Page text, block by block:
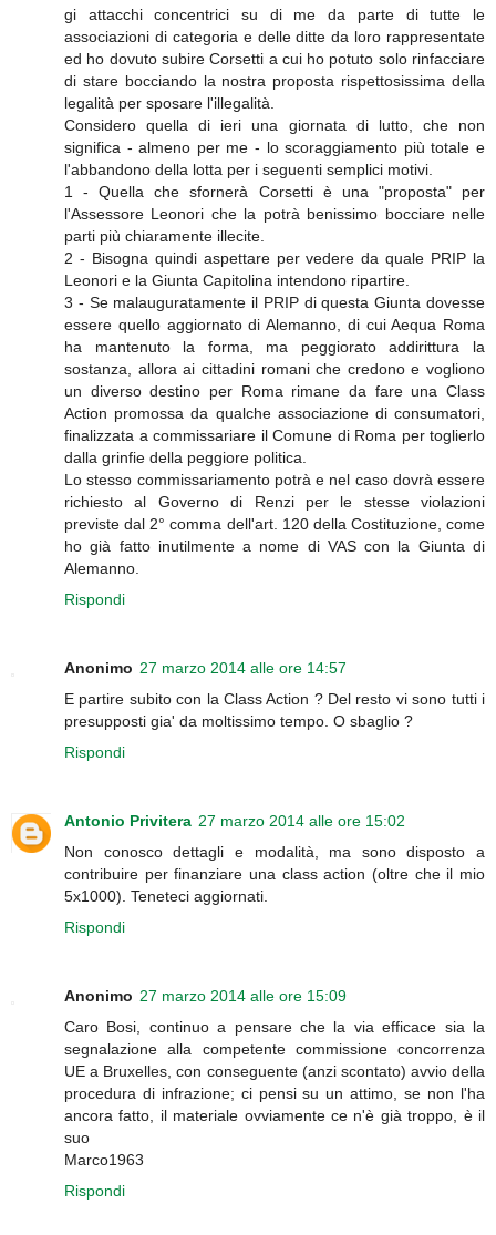
gi attacchi concentrici su di me da parte di tutte le
associazioni di categoria e delle ditte da loro rappresentate
ed ho dovuto subire Corsetti a cui ho potuto solo rinfacciare
di stare bocciando la nostra proposta rispettosissima della
legalità per sposare l'illegalità.
Considero quella di ieri una giornata di lutto, che non
significa - almeno per me - lo scoraggiamento più totale e
l'abbandono della lotta per i seguenti semplici motivi.
1 - Quella che sfornerà Corsetti è una "proposta" per
l'Assessore Leonori che la potrà benissimo bocciare nelle
parti più chiaramente illecite.
2 - Bisogna quindi aspettare per vedere da quale PRIP la
Leonori e la Giunta Capitolina intendono ripartire.
3 - Se malauguratamente il PRIP di questa Giunta dovesse
essere quello aggiornato di Alemanno, di cui Aequa Roma
ha mantenuto la forma, ma peggiorato addirittura la
sostanza, allora ai cittadini romani che credono e vogliono
un diverso destino per Roma rimane da fare una Class
Action promossa da qualche associazione di consumatori,
finalizzata a commissariare il Comune di Roma per toglierlo
dalla grinfie della peggiore politica.
Lo stesso commissariamento potrà e nel caso dovrà essere
richiesto al Governo di Renzi per le stesse violazioni
previste dal 2° comma dell'art. 120 della Costituzione, come
ho già fatto inutilmente a nome di VAS con la Giunta di
Alemanno.
Rispondi
Anonimo 27 marzo 2014 alle ore 14:57
E partire subito con la Class Action ? Del resto vi sono tutti i
presupposti gia' da moltissimo tempo. O sbaglio ?
Rispondi
Antonio Privitera 27 marzo 2014 alle ore 15:02
Non conosco dettagli e modalità, ma sono disposto a
contribuire per finanziare una class action (oltre che il mio
5x1000). Teneteci aggiornati.
Rispondi
Anonimo 27 marzo 2014 alle ore 15:09
Caro Bosi, continuo a pensare che la via efficace sia la
segnalazione alla competente commissione concorrenza
UE a Bruxelles, con conseguente (anzi scontato) avvio della
procedura di infrazione; ci pensi su un attimo, se non l'ha
ancora fatto, il materiale ovviamente ce n'è già troppo, è il
suo
Marco1963
Rispondi